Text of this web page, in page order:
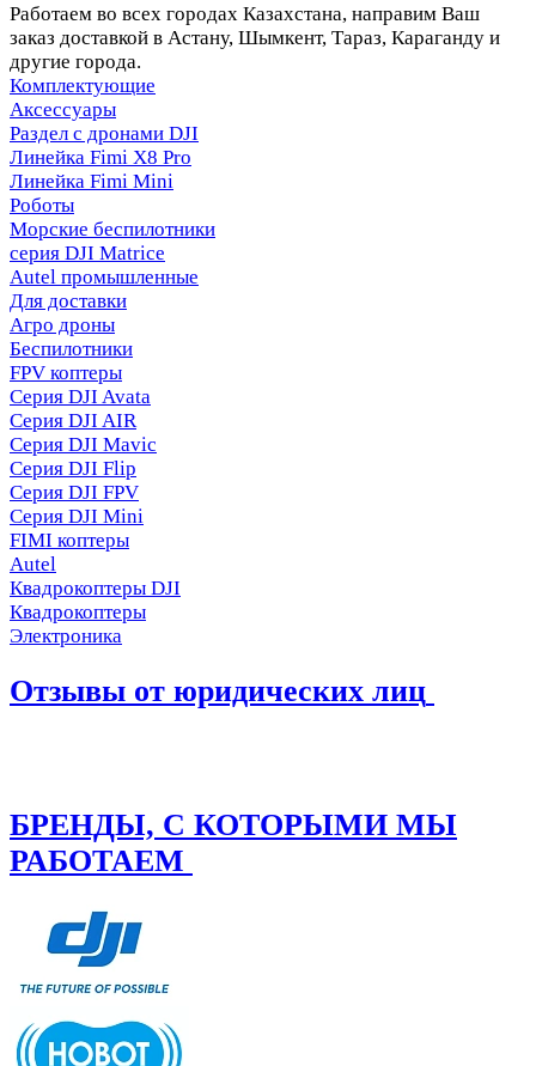
Работаем во всех городах Казахстана, направим Ваш
заказ доставкой в Астану, Шымкент, Тараз, Караганду и
другие города.
Комплектующие
Аксессуары
Раздел с дронами DJI
Линейка Fimi X8 Pro
Линейка Fimi Mini
Роботы
Морские беспилотники
серия DJI Matrice
Autel промышленные
Для доставки
Агро дроны
Беспилотники
FPV коптеры
Серия DJI Avata
Серия DJI AIR
Серия DJI Mavic
Серия DJI Flip
Серия DJI FPV
Серия DJI Mini
FIMI коптеры
Autel
Квадрокоптеры DJI
Квадрокоптеры
Электроника
Отзывы от юридических лиц
БРЕНДЫ, С КОТОРЫМИ МЫ
РАБОТАЕМ